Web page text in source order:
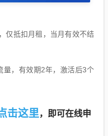
仅抵扣月租，当月有效不结
量，有效期2年，激活后3个
击这里 ，即可在线申